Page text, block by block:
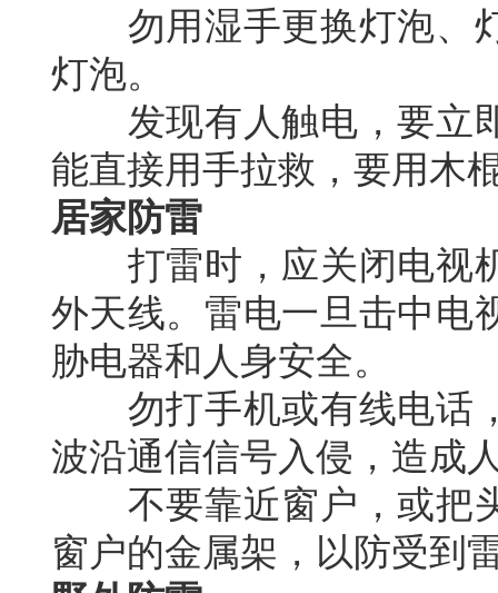
勿用湿手更换灯泡、灯
灯泡。
发现有人触电，要立即
能直接用手拉救，要用木
居家防雷
打雷时，应关闭电视机
外天线。雷电一旦击中电
胁电器和人身安全。
勿打手机或有线电话，
波沿通信信号入侵，造成
不要靠近窗户，或把头
窗户的金属架，以防受到